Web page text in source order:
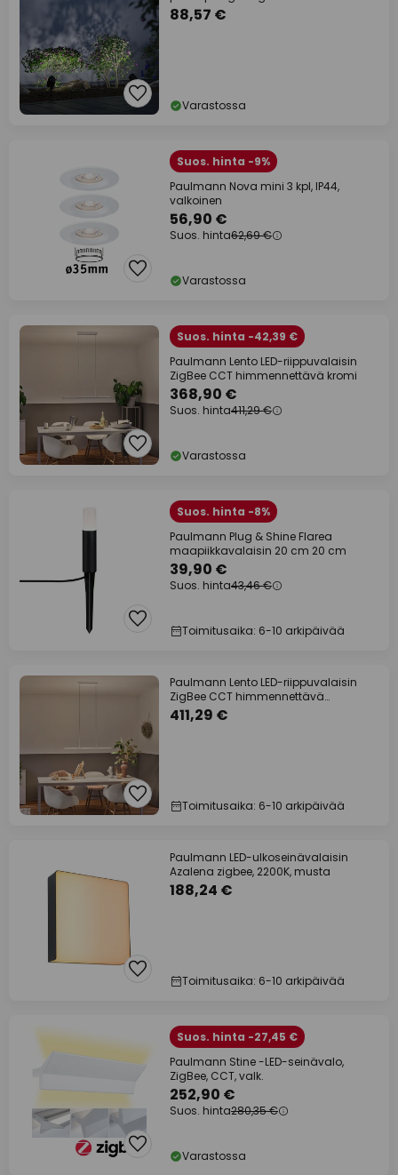
88,57 €
Varastossa
Suos. hinta -9%
Paulmann Nova mini 3 kpl, IP44,
valkoinen
56,90 €
Suos. hinta62,69 €
Varastossa
Suos. hinta -42,39 €
Paulmann Lento LED-riippuvalaisin
ZigBee CCT himmennettävä kromi
368,90 €
Suos. hinta411,29 €
Varastossa
Suos. hinta -8%
Paulmann Plug & Shine Flarea
maapiikkavalaisin 20 cm 20 cm
39,90 €
Suos. hinta43,46 €
Toimitusaika: 6-10 arkipäivää
Paulmann Lento LED-riippuvalaisin
ZigBee CCT himmennettävä
valkoinen
411,29 €
Toimitusaika: 6-10 arkipäivää
Paulmann LED-ulkoseinävalaisin
Azalena zigbee, 2200K, musta
188,24 €
Toimitusaika: 6-10 arkipäivää
Suos. hinta -27,45 €
Paulmann Stine -LED-seinävalo,
ZigBee, CCT, valk.
252,90 €
Suos. hinta280,35 €
Varastossa